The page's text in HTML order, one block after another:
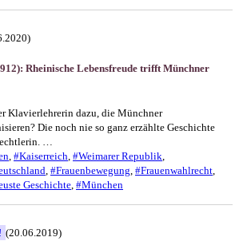
Rheinische Lebensfreude trifft Münchner
Klavierlehrerin dazu, die Münchner
Die noch nie so ganz erzählte Geschichte
…
#Kaiserreich #Weimarer Republik
#Frauenbewegung #Frauenwahlrecht
Geschichte #München
(20.06.2019)